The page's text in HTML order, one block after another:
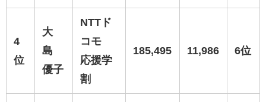
4
位
大
島
優子
NTTド
コモ
応援学
割
185,495 11,986 6位